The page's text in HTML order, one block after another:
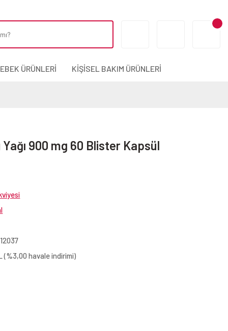
ÜRÜNLERİ KİŞİSEL BAKIM ÜRÜNLERİ
900 mg 60 Blister Kapsül
(%3,00 havale indirimi)